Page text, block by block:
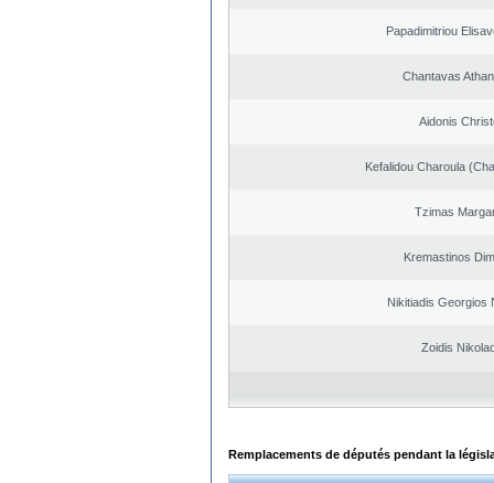
Papadimitriou
Chantavas
Aidonis
Kefalidou Charoula
Tzimas
Kremastinos
Nikitiadis Georgios
Zoidis
Remplacements de députés pendant la